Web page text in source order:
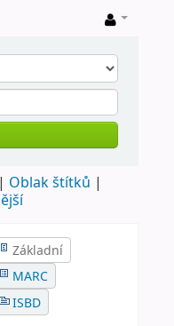
Oblak štítků
Základní
MARC
ISBD